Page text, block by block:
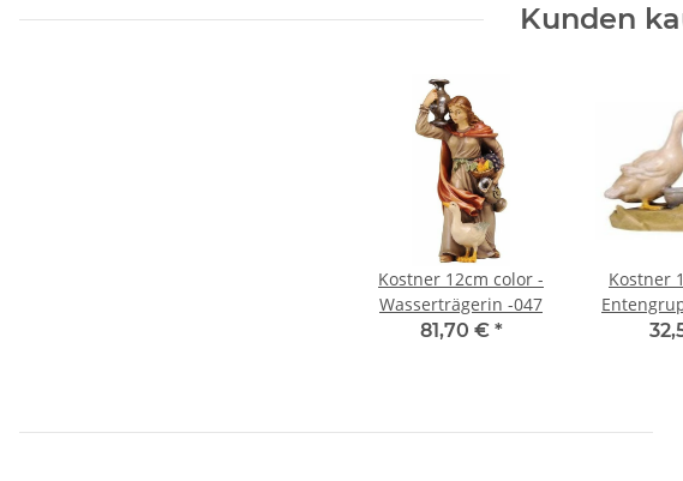
Kunden
Kostner 12cm color -
Wasserträgerin -047
81,70 € *
Kostner